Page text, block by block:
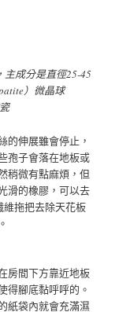
主成分是直徑25-45
）微晶球
的伸展雖會停止，
孢子會落在地板或
稍微有點麻煩，但
滑的橡膠，可以去
拖把去除天花板
房間下方靠近地板
得腳底黏呼呼的。
紙袋內就會充滿濕